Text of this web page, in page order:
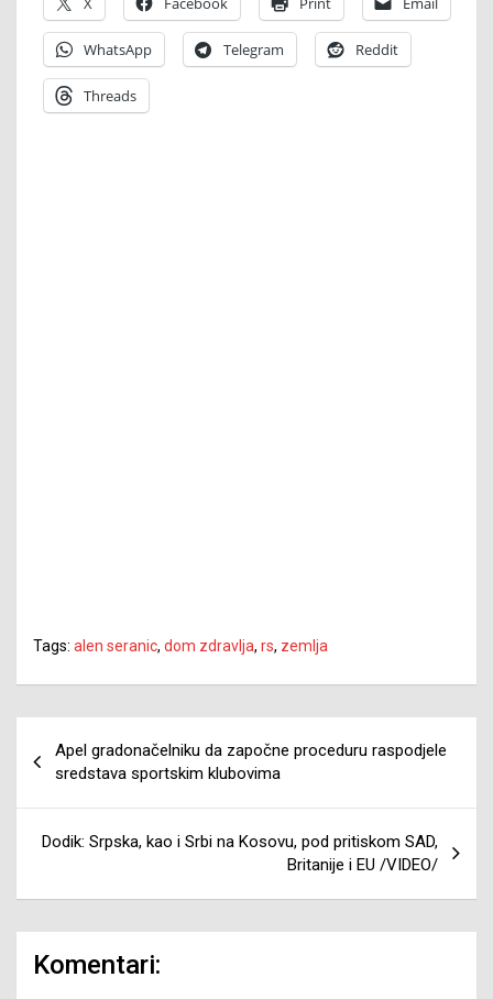
WhatsApp Telegram Reddit
Threads
Tags: alen seranic, dom zdravlja, rs, zemlja
članaka
Apel gradonačelniku da započne proceduru raspodjele
sredstava sportskim klubovima
Dodik: Srpska, kao i Srbi na Kosovu, pod pritiskom SAD,
Britanije i EU /VIDEO/
Komentari: